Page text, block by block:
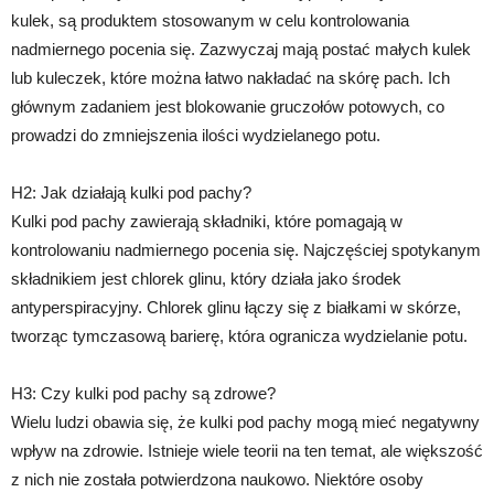
kulek, są produktem stosowanym w celu kontrolowania
nadmiernego pocenia się. Zazwyczaj mają postać małych kulek
lub kuleczek, które można łatwo nakładać na skórę pach. Ich
głównym zadaniem jest blokowanie gruczołów potowych, co
prowadzi do zmniejszenia ilości wydzielanego potu.
H2: Jak działają kulki pod pachy?
Kulki pod pachy zawierają składniki, które pomagają w
kontrolowaniu nadmiernego pocenia się. Najczęściej spotykanym
składnikiem jest chlorek glinu, który działa jako środek
antyperspiracyjny. Chlorek glinu łączy się z białkami w skórze,
tworząc tymczasową barierę, która ogranicza wydzielanie potu.
H3: Czy kulki pod pachy są zdrowe?
Wielu ludzi obawia się, że kulki pod pachy mogą mieć negatywny
wpływ na zdrowie. Istnieje wiele teorii na ten temat, ale większość
z nich nie została potwierdzona naukowo. Niektóre osoby